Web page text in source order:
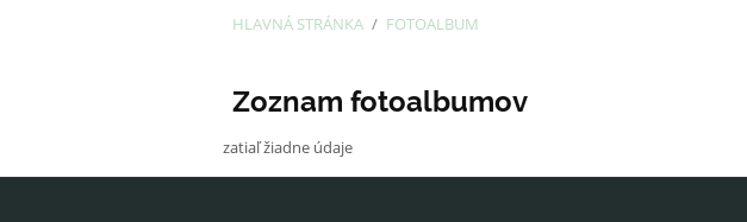
HLAVNÁ STRÁNKA / FOTOALBUM
Fotoalbum
Zoznam fotoalbumov
zatiaľ žiadne údaje